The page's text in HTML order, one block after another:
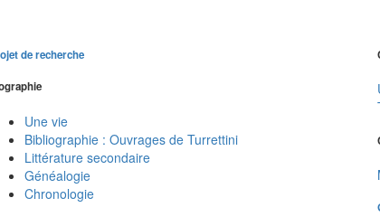
de recherche
Une vie
Bibliographie : Ouvrages de Turrettini
Littérature secondaire
Généalogie
Chronologie